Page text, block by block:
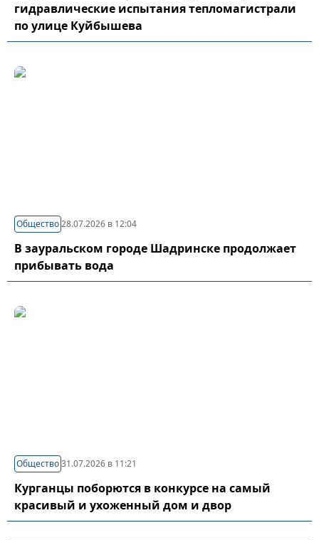
гидравлические испытания тепломагистрали
по улице Куйбышева
Общество28.07.2026 в 12:04
В зауральском городе Шадринске продолжает
прибывать вода
Общество31.07.2026 в 11:21
Курганцы поборются в конкурсе на самый
красивый и ухоженный дом и двор